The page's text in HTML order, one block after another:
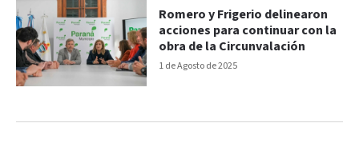
1 de Agosto de 2025
Romero y Frigerio delinearon
acciones para continuar con la
obra de la Circunvalación